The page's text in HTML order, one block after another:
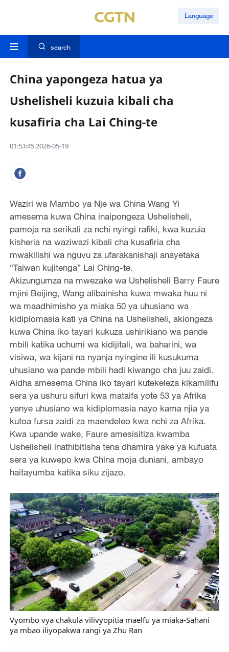
Language
search
China yapongeza hatua ya
Ushelisheli kuzuia kibali cha
kusafiria cha Lai Ching-te
01:53:45 2026-05-19
Waziri wa Mambo ya Nje wa China Wang Yi
amesema kuwa China inaipongeza Ushelisheli,
pamoja na serikali za nchi nyingi rafiki, kwa kuzuia
kisheria na waziwazi kibali cha kusafiria cha
mwakilishi wa nguvu za ufarakanishaji anayetaka
“Taiwan kujitenga” Lai Ching-te.
Akizungumza na mwezake wa Ushelisheli Barry Faure
mjini Beijing, Wang alibainisha kuwa mwaka huu ni
wa maadhimisho ya miaka 50 ya uhusiano wa
kidiplomasia kati ya China na Ushelisheli, akiongeza
kuwa China iko tayari kukuza ushirikiano wa pande
mbili katika uchumi wa kidijitali, wa baharini, wa
visiwa, wa kijani na nyanja nyingine ili kusukuma
uhusiano wa pande mbili hadi kiwango cha juu zaidi.
Aidha amesema China iko tayari kutekeleza kikamilifu
sera ya ushuru sifuri kwa mataifa yote 53 ya Afrika
yenye uhusiano wa kidiplomasia nayo kama njia ya
kutoa fursa zaidi za maendeleo kwa nchi za Afrika.
Kwa upande wake, Faure amesisitiza kwamba
Ushelisheli inathibitisha tena dhamira yake ya kufuata
sera ya kuwepo kwa China moja duniani, ambayo
haitayumba katika siku zijazo.
Vyombo vya chakula vilivyopitia maelfu ya miaka-Sahani
ya mbao iliyopakwa rangi ya Zhu Ran